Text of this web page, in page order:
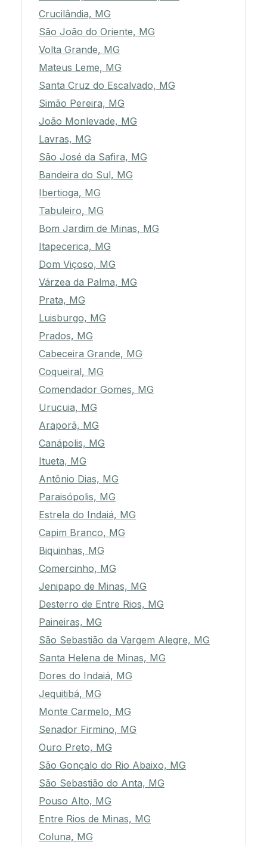
Crucilândia, MG
São João do Oriente, MG
Volta Grande, MG
Mateus Leme, MG
Santa Cruz do Escalvado, MG
Simão Pereira, MG
João Monlevade, MG
Lavras, MG
São José da Safira, MG
Bandeira do Sul, MG
Ibertioga, MG
Tabuleiro, MG
Bom Jardim de Minas, MG
Itapecerica, MG
Dom Viçoso, MG
Várzea da Palma, MG
Prata, MG
Luisburgo, MG
Prados, MG
Cabeceira Grande, MG
Coqueiral, MG
Comendador Gomes, MG
Urucuia, MG
Araporã, MG
Canápolis, MG
Itueta, MG
Antônio Dias, MG
Paraisópolis, MG
Estrela do Indaiá, MG
Capim Branco, MG
Biquinhas, MG
Comercinho, MG
Jenipapo de Minas, MG
Desterro de Entre Rios, MG
Paineiras, MG
São Sebastião da Vargem Alegre, MG
Santa Helena de Minas, MG
Dores do Indaiá, MG
Jequitibá, MG
Monte Carmelo, MG
Senador Firmino, MG
Ouro Preto, MG
São Gonçalo do Rio Abaixo, MG
São Sebastião do Anta, MG
Pouso Alto, MG
Entre Rios de Minas, MG
Coluna, MG